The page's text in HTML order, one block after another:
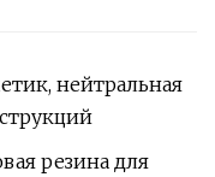
нейтральная
резина для